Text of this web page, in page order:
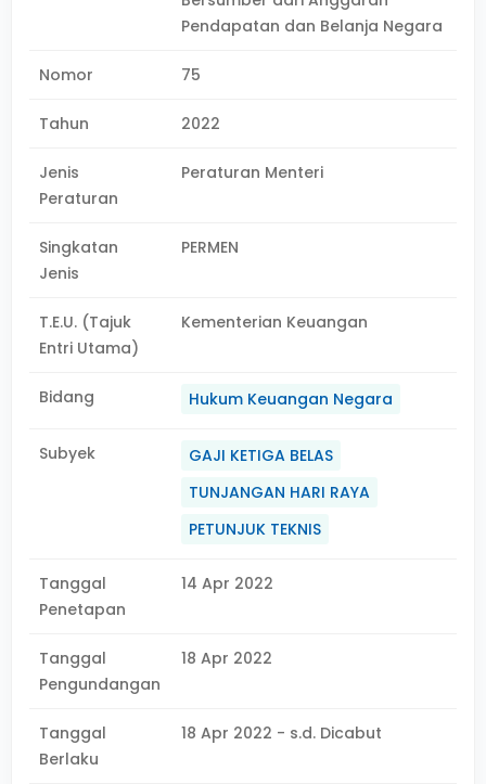
Pendapatan dan Belanja Negara
Nomor 75
Tahun 2022
Jenis
Peraturan
Peraturan Menteri
Singkatan
Jenis
PERMEN
T.E.U. (Tajuk
Entri Utama)
Kementerian Keuangan
Bidang Hukum Keuangan Negara
Subyek
GAJI KETIGA BELAS
TUNJANGAN HARI RAYA
PETUNJUK TEKNIS
Tanggal
Penetapan
14 Apr 2022
Tanggal
Pengundangan
18 Apr 2022
Tanggal
Berlaku
18 Apr 2022 - s.d. Dicabut